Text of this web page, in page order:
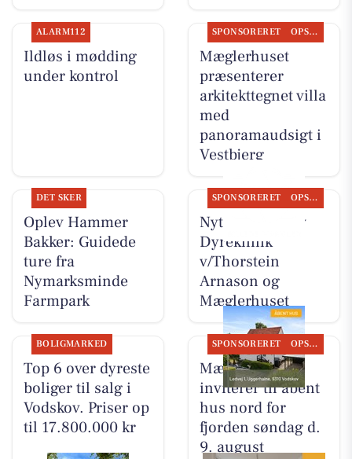
ALARM112
Ildløs i mødding
under kontrol
SPONSORERET OPSLAGSTAVLEN
Mæglerhuset
præsenterer
arkitekttegnet villa
med
panoramaudsigt i
Vestbjerg
DET SKER
Oplev Hammer
Bakker: Guidede
ture fra
Nymarksminde
Farmpark
SPONSORERET OPSLAGSTAVLEN
Nyt fra Vodskov
Dyreklinik
v/Thorstein
Arnason og
Mæglerhuset
BOLIGMARKED
Top 6 over dyreste
boliger til salg i
Vodskov. Priser op
til 17.800.000 kr
SPONSORERET OPSLAGSTAVLEN
Mæglerhuset
inviterer til åbent
hus nord for
fjorden søndag d.
9. august